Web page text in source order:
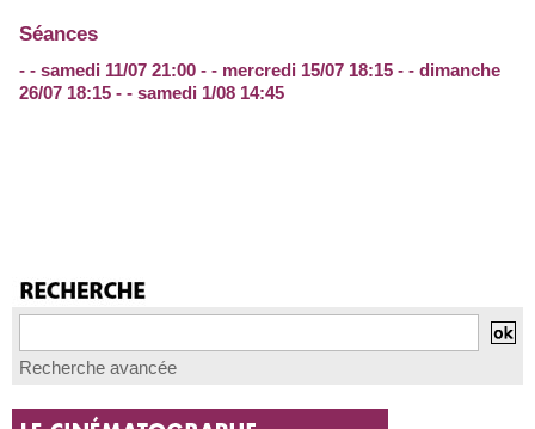
Séances
- - samedi 11/07 21:00 - - mercredi 15/07 18:15 - - dimanche
26/07 18:15 - - samedi 1/08 14:45
Recherche avancée